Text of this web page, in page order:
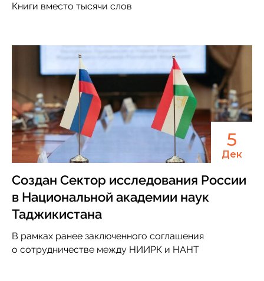
Книги вместо тысячи слов
5
Дек
Создан Сектор исследования России
в Национальной академии наук
Таджикистана
В рамках ранее заключенного соглашения
о сотрудничестве между НИИРК и НАНТ